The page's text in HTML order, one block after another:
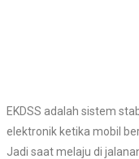
EKDSS adalah sistem
elektronik ketika mobil
Jadi saat melaju di